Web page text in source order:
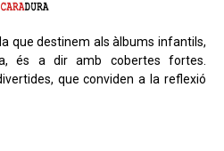
que destinem als àlbums infantils,
és a dir amb cobertes fortes.
que conviden a la reflexió